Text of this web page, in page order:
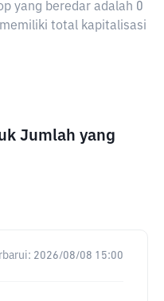
yang beredar adalah 0
total kapitalisasi
Jumlah yang
2026/08/08 15:00